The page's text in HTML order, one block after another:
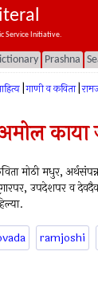
Service Initiative.
Prashna
गाणी व कविता
काया
मोठी मधुर,
उपदेशपर व
ramjoshi